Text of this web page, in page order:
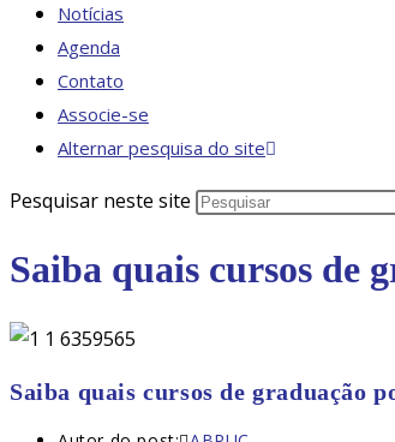
Notícias
Agenda
Contato
Associe-se
Alternar pesquisa do site
Pesquisar neste site
Saiba quais cursos de
Saiba quais cursos de graduação